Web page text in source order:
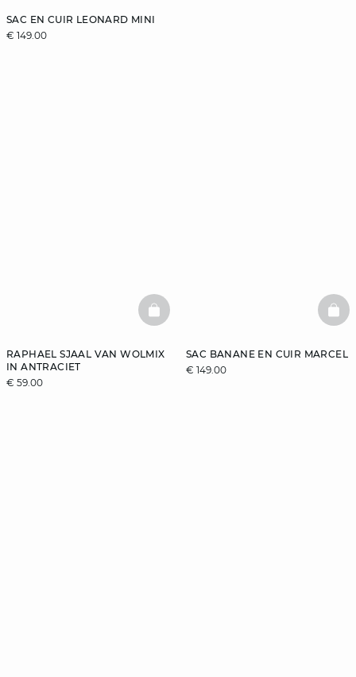
SAC EN CUIR LEONARD MINI
€ 149.00
RAPHAEL SJAAL VAN WOLMIX
IN ANTRACIET
€ 59.00
BASKETFULL
SAC BANANE EN CUIR MARCEL
€ 149.00